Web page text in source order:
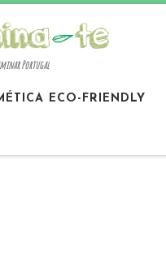
Portugal
ECO-FRIENDLY